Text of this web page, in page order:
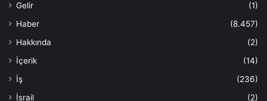
Gelir
(1)
Haber
(8.457)
Hakkında
(2)
İçerik
(14)
İş
(236)
İsrail
(2)